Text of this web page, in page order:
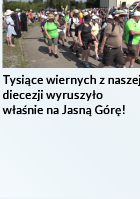
Tysiące wiernych z
diecezji wyruszyło
właśnie na Jasną Górę!